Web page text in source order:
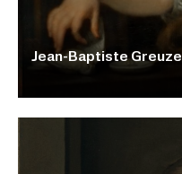
Jean-Baptiste Greuze